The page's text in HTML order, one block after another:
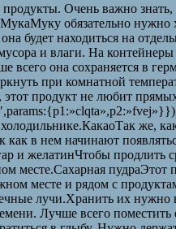
Очень важно
обязательно нужно
будет находиться на
и влаги. На
она сохраняется в
при комнатной
этот продукт не любит
же,
в нем начинают
желатинЧтобы продлить
пудраЭтот
месте и рядом с
лучи.Хранить их
Лучше всего поместить